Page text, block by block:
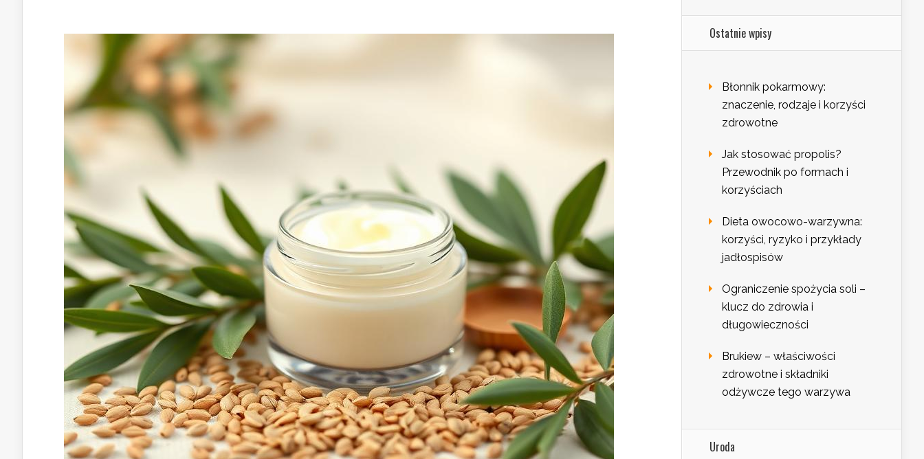
Ostatnie wpisy
Błonnik pokarmowy:
znaczenie, rodzaje i korzyści
zdrowotne
Jak stosować propolis?
Przewodnik po formach i
korzyściach
Dieta owocowo-warzywna:
korzyści, ryzyko i przykłady
jadłospisów
Ograniczenie spożycia soli –
klucz do zdrowia i
długowieczności
Brukiew – właściwości
zdrowotne i składniki
odżywcze tego warzywa
Uroda